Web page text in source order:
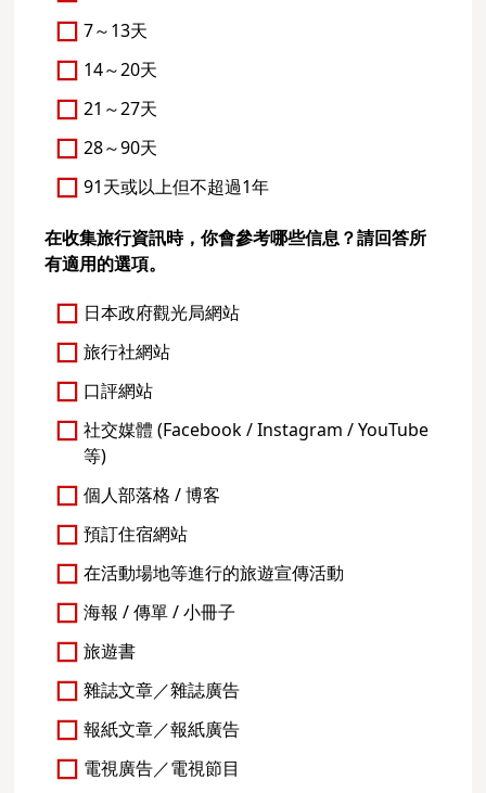
7～13天
14～20天
21～27天
28～90天
91天或以上但不超過1年
在收集旅行資訊時，你會參考哪些信息？請回答所
有適用的選項。
日本政府觀光局網站
旅行社網站
口評網站
社交媒體 (Facebook / Instagram / YouTube
等)
個人部落格 / 博客
預訂住宿網站
在活動場地等進行的旅遊宣傳活動
海報 / 傳單 / 小冊子
旅遊書
雜誌文章／雜誌廣告
報紙文章／報紙廣告
電視廣告／電視節目